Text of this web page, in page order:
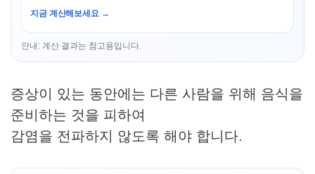
지금 계산해보세요 →
안내: 계산 결과는 참고용입니다.
증상이 있는 동안에는 다른 사람을 위해 음식을
준비하는 것을 피하여
감염을 전파하지 않도록 해야 합니다.